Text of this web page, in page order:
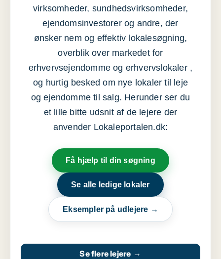
virksomheder, sundhedsvirksomheder,
ejendomsinvestorer og andre, der
ønsker nem og effektiv lokalesøgning,
overblik over markedet for
erhvervsejendomme og erhvervslokaler ,
og hurtig besked om nye lokaler til leje
og ejendomme til salg. Herunder ser du
et lille bitte udsnit af de lejere der
anvender Lokaleportalen.dk:
Få hjælp til din søgning
Se alle ledige lokaler
Eksempler på udlejere →
Se flere lejere →